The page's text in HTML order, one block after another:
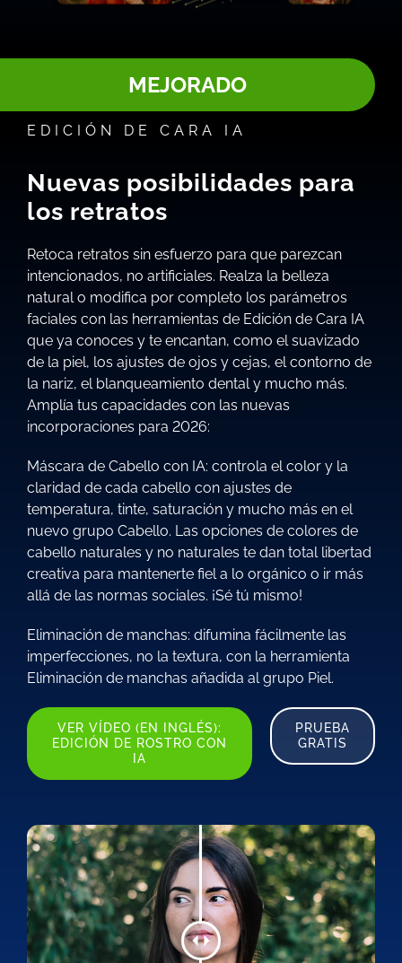
MEJORADO
EDICIÓN DE CARA IA
Nuevas posibilidades para
los retratos
Retoca retratos sin esfuerzo para que parezcan
intencionados, no artificiales. Realza la belleza
natural o modifica por completo los parámetros
faciales con las herramientas de Edición de Cara IA
que ya conoces y te encantan, como el suavizado
de la piel, los ajustes de ojos y cejas, el contorno de
la nariz, el blanqueamiento dental y mucho más.
Amplía tus capacidades con las nuevas
incorporaciones para 2026:
Máscara de Cabello con IA: controla el color y la
claridad de cada cabello con ajustes de
temperatura, tinte, saturación y mucho más en el
nuevo grupo Cabello. Las opciones de colores de
cabello naturales y no naturales te dan total libertad
creativa para mantenerte fiel a lo orgánico o ir más
allá de las normas sociales. ¡Sé tú mismo!
Eliminación de manchas: difumina fácilmente las
imperfecciones, no la textura, con la herramienta
Eliminación de manchas añadida al grupo Piel.
VER VÍDEO (EN INGLÉS):
EDICIÓN DE ROSTRO CON
IA
PRUEBA
GRATIS